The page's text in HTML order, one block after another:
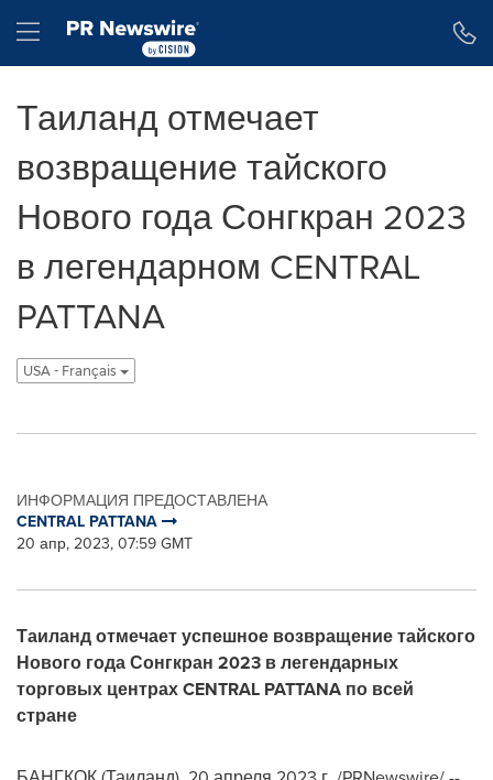
Hamburger menu
Таиланд отмечает
возвращение тайского
Нового года Сонгкран 2023
в легендарном CENTRAL
PATTANA
USA - Français
ИНФОРМАЦИЯ ПРЕДОСТАВЛЕНА
CENTRAL PATTANA
20 апр, 2023, 07:59 GMT
Таиланд отмечает успешное возвращение тайского
Нового года Сонгкран 2023 в легендарных
торговых центрах CENTRAL PATTANA по всей
стране